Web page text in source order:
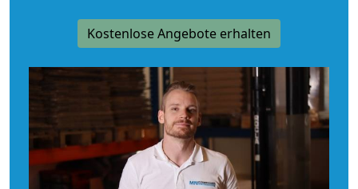
Kostenlose Angebote erhalten